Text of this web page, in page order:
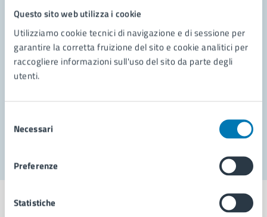
Questo sito web utilizza i cookie
Utilizziamo cookie tecnici di navigazione e di sessione per
garantire la corretta fruizione del sito e cookie analitici per
raccogliere informazioni sull'uso del sito da parte degli
utenti.
delNecessari
Preferenze
Statistiche
Richiedi assistenza
Segnala disservizio